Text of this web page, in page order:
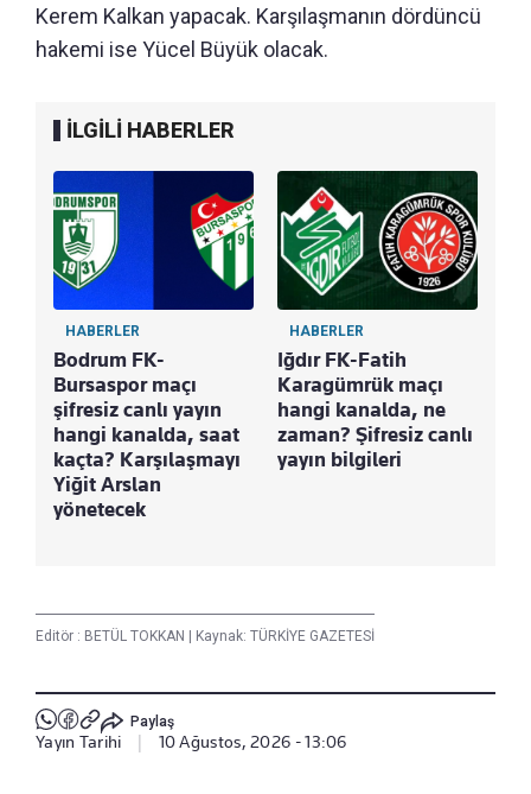
Kerem Kalkan yapacak. Karşılaşmanın dördüncü
hakemi ise Yücel Büyük olacak.
İLGİLİ HABERLER
HABERLER
Bodrum FK-
Bursaspor maçı
şifresiz canlı yayın
hangi kanalda, saat
kaçta? Karşılaşmayı
Yiğit Arslan
yönetecek
HABERLER
Iğdır FK-Fatih
Karagümrük maçı
hangi kanalda, ne
zaman? Şifresiz canlı
yayın bilgileri
Editör : BETÜL TOKKAN Kaynak: TÜRKİYE GAZETESİ
Paylaş
Yayın Tarihi 10 Ağustos, 2026 - 13:06